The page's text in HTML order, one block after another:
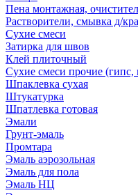
Пена монтажная,
Растворители, смывка д/
Сухие смеси
Затирка для швов
Клей плиточный
Сухие смеси прочие (гипс,
Шпаклевка сухая
Штукатурка
Шпатлевка готовая
Эмали
Грунт-эмаль
Промтара
Эмаль аэрозольная
Эмаль для пола
Эмаль НЦ